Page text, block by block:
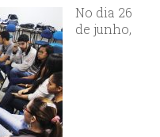
No dia 26
de junho,